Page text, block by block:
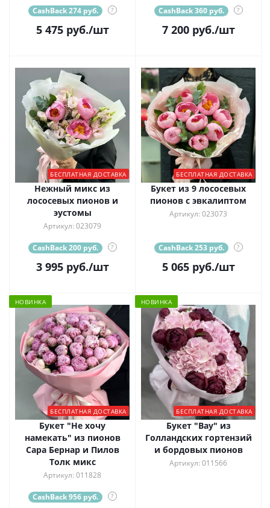
CashBack 274 руб. ?
5 475руб./шт
CashBack 360 руб. ?
7 200руб./шт
БЕСПЛАТНАЯ ДОСТАВКА
Нежный микс из
лососевых пионов и
эустомы
Артикул: 023079
CashBack 200 руб. ?
3 995руб./шт
БЕСПЛАТНАЯ ДОСТАВКА
Букет из 9 лососевых
пионов с эвкалиптом
Артикул: 023073
CashBack 253 руб. ?
5 065руб./шт
НОВИНКА
БЕСПЛАТНАЯ ДОСТАВКА
Букет "Не хочу
намекать" из пионов
Сара Бернар и Пилов
Толк микс
Артикул: 011828
CashBack 956 руб. ?
НОВИНКА
БЕСПЛАТНАЯ ДОСТАВКА
Букет "Вау" из
Голландских гортензий
и бордовых пионов
Артикул: 011566